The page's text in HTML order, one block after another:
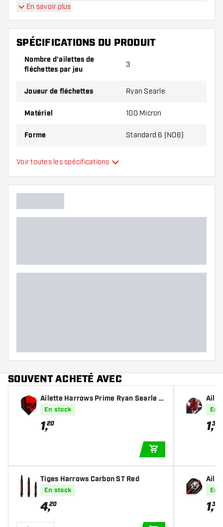
et de tiges. Ils peuvent être endommagés ou
cassés à l'usage.
Essayez une forme, un matériau ou une
la variante qui vous convient le mieux !
En savoir plus
SPÉCIFICATIONS DU PRODUIT
Nombre d'ailettes de
fléchettes par jeu
3
Joueur de fléchettes Ryan Searle
Matériel 100 Micron
Forme Standard 6 (NO6)
Type
Flexibilité
Voir toutes les spécifications
SOUVENT ACHETÉ AVEC
Ailette Harrows Prime Ryan Searle N
O6
En stock
1,20
Tiges Harrows Carbon ST Red
En stock
4,20
En
1,30
En
1,30